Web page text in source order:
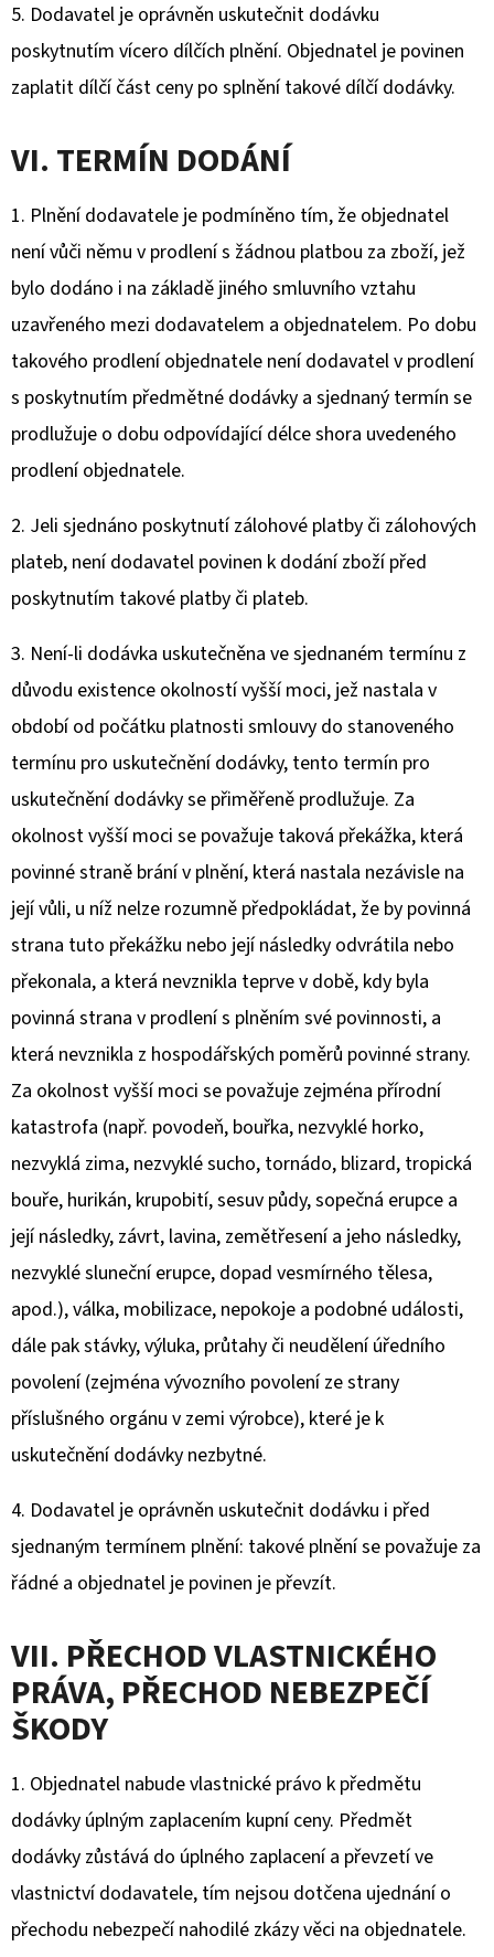
5. Dodavatel je oprávněn uskutečnit dodávku
poskytnutím vícero dílčích plnění. Objednatel je povinen
zaplatit dílčí část ceny po splnění takové dílčí dodávky.
VI. TERMÍN DODÁNÍ
1. Plnění dodavatele je podmíněno tím, že objednatel
není vůči němu v prodlení s žádnou platbou za zboží, jež
bylo dodáno i na základě jiného smluvního vztahu
uzavřeného mezi dodavatelem a objednatelem. Po dobu
takového prodlení objednatele není dodavatel v prodlení
s poskytnutím předmětné dodávky a sjednaný termín se
prodlužuje o dobu odpovídající délce shora uvedeného
prodlení objednatele.
2. Jeli sjednáno poskytnutí zálohové platby či zálohových
plateb, není dodavatel povinen k dodání zboží před
poskytnutím takové platby či plateb.
3. Není-li dodávka uskutečněna ve sjednaném termínu z
důvodu existence okolností vyšší moci, jež nastala v
období od počátku platnosti smlouvy do stanoveného
termínu pro uskutečnění dodávky, tento termín pro
uskutečnění dodávky se přiměřeně prodlužuje. Za
okolnost vyšší moci se považuje taková překážka, která
povinné straně brání v plnění, která nastala nezávisle na
její vůli, u níž nelze rozumně předpokládat, že by povinná
strana tuto překážku nebo její následky odvrátila nebo
překonala, a která nevznikla teprve v době, kdy byla
povinná strana v prodlení s plněním své povinnosti, a
která nevznikla z hospodářských poměrů povinné strany.
Za okolnost vyšší moci se považuje zejména přírodní
katastrofa (např. povodeň, bouřka, nezvyklé horko,
nezvyklá zima, nezvyklé sucho, tornádo, blizard, tropická
bouře, hurikán, krupobití, sesuv půdy, sopečná erupce a
její následky, závrt, lavina, zemětřesení a jeho následky,
nezvyklé sluneční erupce, dopad vesmírného tělesa,
apod.), válka, mobilizace, nepokoje a podobné události,
dále pak stávky, výluka, průtahy či neudělení úředního
povolení (zejména vývozního povolení ze strany
příslušného orgánu v zemi výrobce), které je k
uskutečnění dodávky nezbytné.
4. Dodavatel je oprávněn uskutečnit dodávku i před
sjednaným termínem plnění: takové plnění se považuje za
řádné a objednatel je povinen je převzít.
VII. PŘECHOD VLASTNICKÉHO
PRÁVA, PŘECHOD NEBEZPEČÍ
ŠKODY
1. Objednatel nabude vlastnické právo k předmětu
dodávky úplným zaplacením kupní ceny. Předmět
dodávky zůstává do úplného zaplacení a převzetí ve
vlastnictví dodavatele, tím nejsou dotčena ujednání o
přechodu nebezpečí nahodilé zkázy věci na objednatele.